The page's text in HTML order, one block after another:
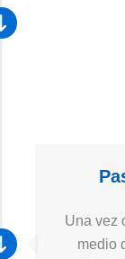
Una vez
medio